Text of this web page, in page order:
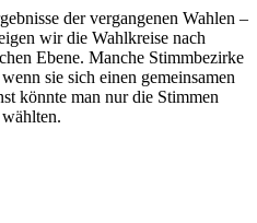
der vergangenen Wahlen –
wir die Wahlkreise nach
Ebene. Manche Stimmbezirke
sie sich einen gemeinsamen
könnte man nur die Stimmen